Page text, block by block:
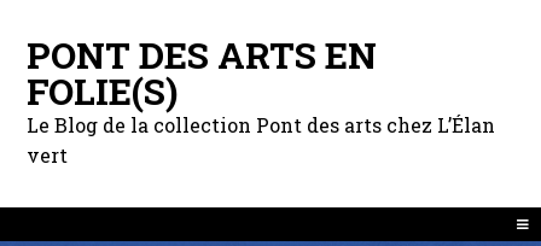
PONT DES ARTS EN
FOLIE(S)
Le Blog de la collection Pont des arts chez L’Élan
vert